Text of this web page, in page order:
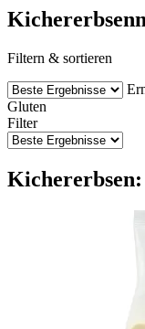
Filtern & sortieren
Gluten
Filter